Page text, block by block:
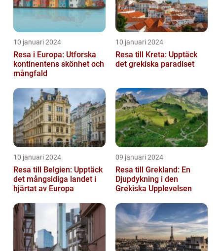
10 januari 2024
Resa i Europa: Utforska
kontinentens skönhet och
mångfald
10 januari 2024
Resa till Kreta: Upptäck
det grekiska paradiset
10 januari 2024
Resa till Belgien: Upptäck
det mångsidiga landet i
hjärtat av Europa
09 januari 2024
Resa till Grekland: En
Djupdykning i den
Grekiska Upplevelsen